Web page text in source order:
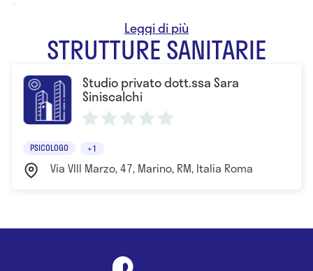
adolescenti e genitori in situazioni di disagio.
Lavoro come Psicologo scolastico offrendo uno
sportello di Spazio ascolto rivolto a docenti e
genitori.
STRUTTURE SANITARIE
Studio privato dott.ssa Sara
Siniscalchi
PSICOLOGO +1
Via VIII Marzo, 47, Marino, RM, Italia Roma